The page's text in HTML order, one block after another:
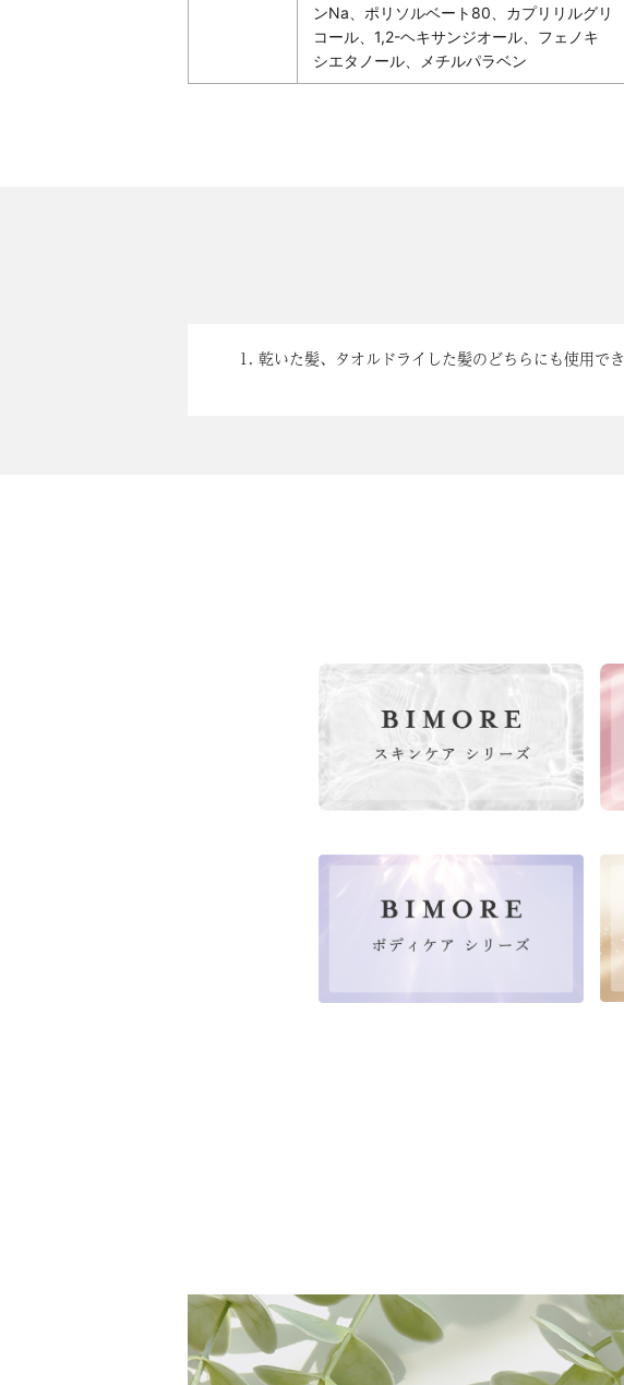
ンNa、ポリソルベート80、カプリリルグリ
コール、1,2-ヘキサンジオール、フェノキ
シエタノール、メチルパラベン
1. 乾いた髪、タオルドライした髪のどちらにも使用でき